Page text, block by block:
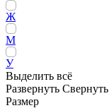
Ж
М
У
Выделить всё
Развернуть Свернуть
Размер